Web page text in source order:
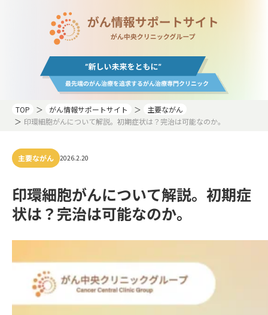
TOP がん情報サポートサイト
主要ながん
印環細胞がんについて解説。初期症状は？完治は可能なのか。
主要ながん 2026.2.20
印環細胞がんについて解説。初期症
状は？完治は可能なのか。